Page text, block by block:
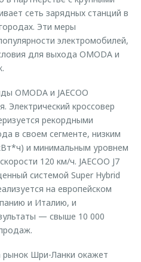
сеть зарядных станций в
Эти меры
электромобилей,
для выхода OMODA и
OMODA и JAECOO
Электрический кроссовер
рекордными
в своем сегменте, низким
и минимальным уровнем
120 км/ч. JAECOO J7
системой Super Hybrid
на европейском
и Италию, и
— свыше 10 000
рынок Шри-Ланки окажет